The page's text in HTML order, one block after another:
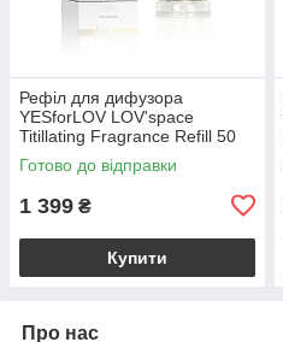
Рефіл для дифузора
YESforLOV LOV'space
Titillating Fragrance Refill 50
мл, пряний аромат унісекс
Готово до відправки
1 399 ₴
Купити
Про нас